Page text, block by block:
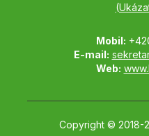
Mobil:
E-mail:
Web:
Copyright © 2018-